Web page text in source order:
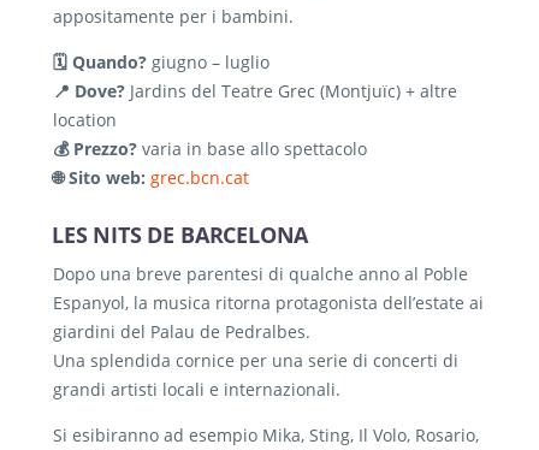
appositamente per i bambini.
🗓️ Quando? giugno – luglio
📍 Dove? Jardins del Teatre Grec (Montjuïc) + altre
location
💰 Prezzo? varia in base allo spettacolo
🌐 Sito web: grec.bcn.cat
LES NITS DE BARCELONA
Dopo una breve parentesi di qualche anno al Poble
Espanyol, la musica ritorna protagonista dell’estate ai
giardini del Palau de Pedralbes.
Una splendida cornice per una serie di concerti di
grandi artisti locali e internazionali.
Si esibiranno ad esempio Mika, Sting, Il Volo, Rosario,